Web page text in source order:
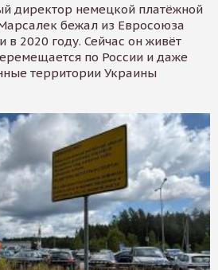
директор немецкой платёжной
бежал из Евросоюза
в 2020 году. Сейчас он живёт
по России и даже
территории Украины